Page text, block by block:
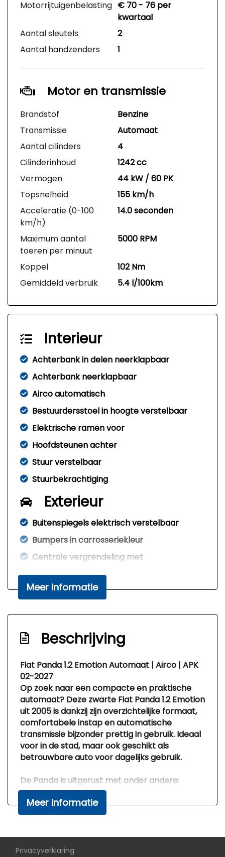
Motorrijtuigenbelasting € 70 - 76 per
kwartaal
Aantal sleutels
2
Aantal handzenders
1
Motor en transmissie
Brandstof
Benzine
Transmissie
Automaat
Aantal cilinders
4
Cilinderinhoud
1242 cc
Vermogen
44 kW / 60 PK
Topsnelheid
155 km/h
Acceleratie (0-100
km/h)
14.0 seconden
Maximum aantal
toeren per minuut
5000 RPM
Koppel
102 Nm
Gemiddeld verbruik
5.4 l/100km
Interieur
Achterbank in delen neerklapbaar
Achterbank neerklapbaar
Airco automatisch
Bestuurdersstoel in hoogte verstelbaar
Elektrische ramen voor
Hoofdsteunen achter
Stuur verstelbaar
Stuurbekrachtiging
Exterieur
Buitenspiegels elektrisch verstelbaar
Bumpers in carrosseriekleur
Centrale vergrendeling met
Dakrails
Extra getint glas achter
Mistlampen voor
Infotainment
Radio cd speler
Radio-cd/mp3 speler
Stuur multifunctioneel
Meer informatie
Beschrijving
Fiat Panda 1.2 Emotion Automaat | Airco | APK
02-2027
Op zoek naar een compacte en praktische
automaat? Deze zwarte Fiat Panda 1.2 Emotion
uit 2005 is dankzij zijn overzichtelijke formaat,
comfortabele instap en automatische
transmissie bijzonder prettig in gebruik. Ideaal
voor in de stad, maar ook geschikt als
betrouwbare auto voor dagelijks gebruik.
De Panda is uitgerust met onder andere:
Automatische transmissie
Airconditioning
Elektrisch bedienbare ramen voor
Vijf deuren
APK geldig tot 15 februari 2027
Meer informatie
Privacyverklaring